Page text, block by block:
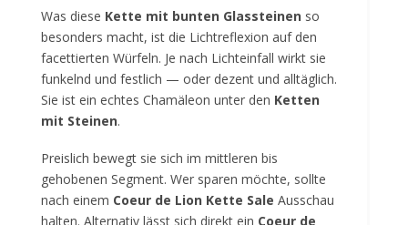
Was diese Kette mit bunten Glassteinen so
besonders macht, ist die Lichtreflexion auf den
facettierten Würfeln. Je nach Lichteinfall wirkt sie
funkelnd und festlich — oder dezent und alltäglich.
Sie ist ein echtes Chamäleon unter den Ketten
mit Steinen.
Preislich bewegt sie sich im mittleren bis
gehobenen Segment. Wer sparen möchte, sollte
nach einem Coeur de Lion Kette Sale Ausschau
halten. Alternativ lässt sich direkt ein Coeur de